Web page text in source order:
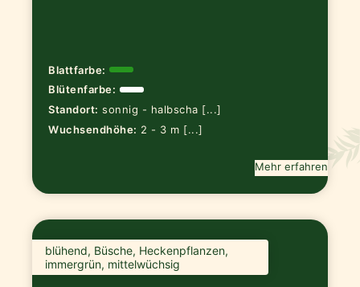
Blattfarbe:
Blütenfarbe:
Standort: sonnig - halbscha [...]
Wuchsendhöhe: 2 - 3 m [...]
Mehr erfahren
blühend, Büsche, Heckenpflanzen,
immergrün, mittelwüchsig